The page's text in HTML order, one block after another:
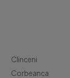
Clinceni
Corbeanca